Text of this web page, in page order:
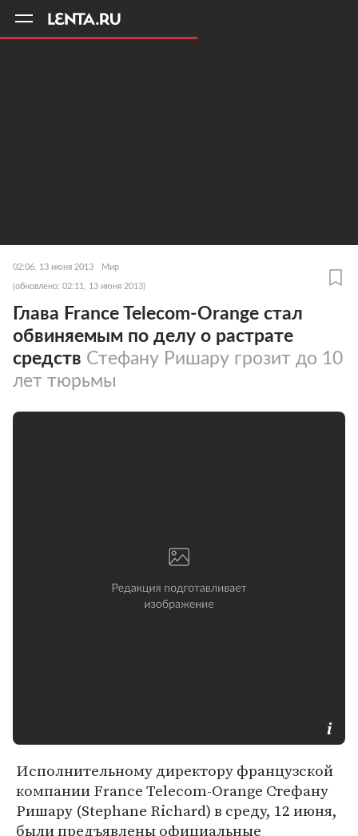
02:06, 13 июня 2013 Мир
(обновлено: 02:11, 13 июня 2013)
Глава France Telecom-Orange стал
обвиняемым по делу о растрате
средств Стефану Ришару грозит до 10
лет тюрьмы
Исполнительному директору французской
компании France Telecom-Orange Стефану
Ришару (Stephane Richard) в среду, 12 июня,
были предъявлены официальные